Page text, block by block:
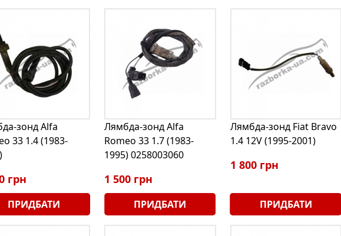
зонд Alfa
33 1.4 (1983-
грн
ПРИДБАТИ
Лямбда-зонд Alfa
Romeo 33 1.7 (1983-
1995) 0258003060
1 500 грн
ПРИДБАТИ
Лямбда-зонд Fiat Bravo
1.4 12V (1995-2001)
1 800 грн
ПРИДБАТИ